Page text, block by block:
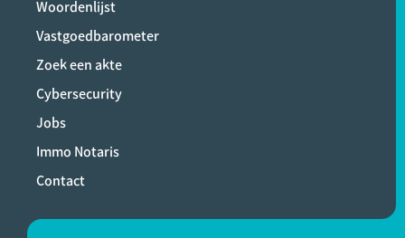
Woordenlijst
Vastgoedbarometer
Zoek een akte
Cybersecurity
Jobs
Immo Notaris
Contact